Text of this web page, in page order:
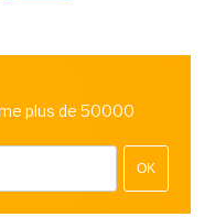
plus de 50000
OK